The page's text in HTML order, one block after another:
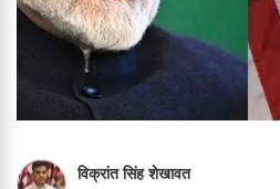
विक्रांत सिंह शेखावत